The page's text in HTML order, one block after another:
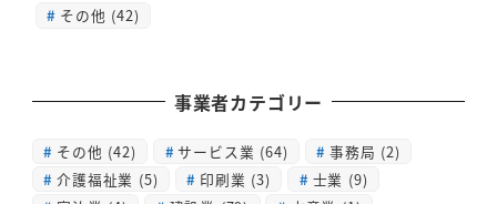
その他 (42)
事業者カテゴリー
その他 (42) サービス業 (64) 事務局 (2)
介護福祉業 (5) 印刷業 (3) 士業 (9)